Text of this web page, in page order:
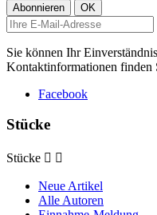
Sie können Ihr
Kontaktinformationen finden
Facebook
Stücke
Stücke  
Neue Artikel
Alle Autoren